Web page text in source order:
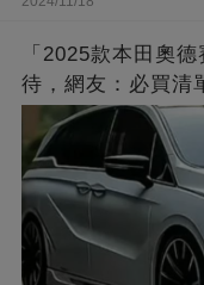
「2025款本田奧
待，網友：必買清